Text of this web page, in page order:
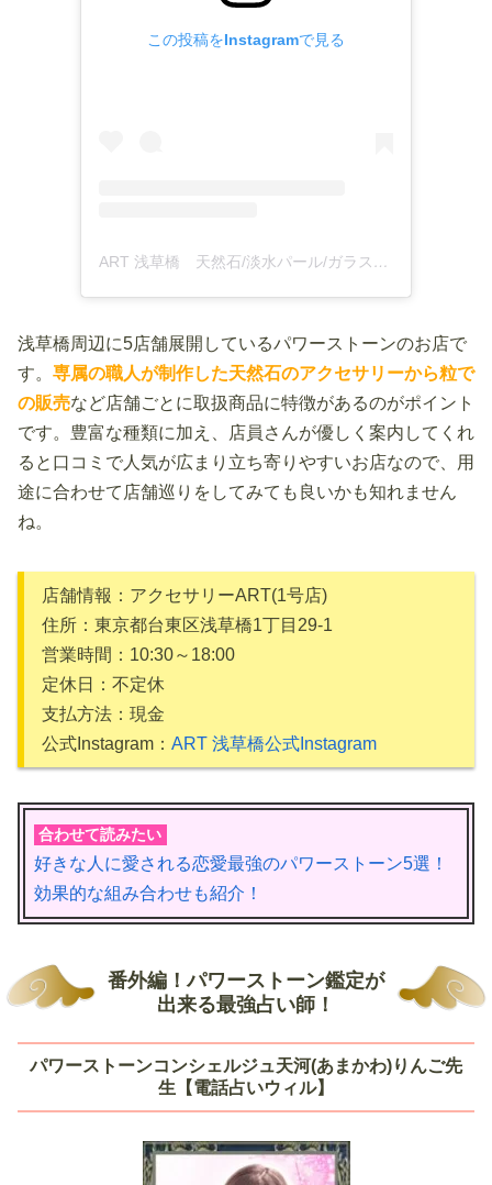
この投稿をInstagramで見る
ART 浅草橋 天然石/淡水パール/ガラスビーズ(@smile_art0211)がシェアした投稿
浅草橋周辺に5店舗展開しているパワーストーンのお店で
す。 専属の職人が制作した天然石のアクセサリーから粒で
の販売など店舗ごとに取扱商品に特徴があるのがポイント
です。豊富な種類に加え、店員さんが優しく案内してくれ
ると口コミで人気が広まり立ち寄りやすいお店なので、用
途に合わせて店舗巡りをしてみても良いかも知れません
ね。
店舗情報：アクセサリーART(1号店)
住所：東京都台東区浅草橋1丁目29-1
営業時間：10:30～18:00
定休日：不定休
支払方法：現金
公式Instagram： ART 浅草橋公式Instagram
合わせて読みたい
好きな人に愛される恋愛最強のパワーストーン5選！
効果的な組み合わせも紹介！
番外編！パワーストーン鑑定が
出来る最強占い師！
パワーストーンコンシェルジュ天河(あまかわ)りんご先
生【電話占いウィル】